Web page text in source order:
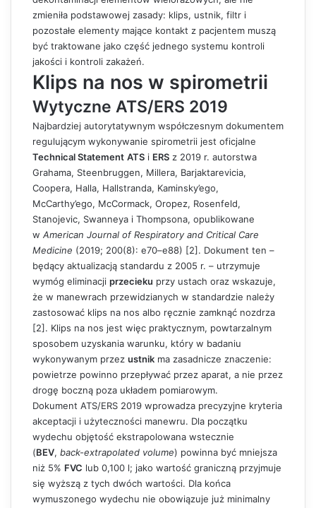
zmieniła podstawowej zasady: klips, ustnik, filtr i
pozostałe elementy mające kontakt z pacjentem muszą
być traktowane jako część jednego systemu kontroli
jakości i kontroli zakażeń.
Klips na nos w spirometrii
Wytyczne ATS/ERS 2019
Najbardziej autorytatywnym współczesnym dokumentem
regulującym wykonywanie spirometrii jest oficjalne
Technical Statement ATS i ERS z 2019 r. autorstwa
Grahama, Steenbruggen, Millera, Barjaktarevicia,
Coopera, Halla, Hallstranda, Kaminsky’ego,
McCarthy’ego, McCormack, Oropez, Rosenfeld,
Stanojevic, Swanneya i Thompsona, opublikowane
w American Journal of Respiratory and Critical Care
Medicine (2019; 200(8): e70–e88) [2]. Dokument ten –
będący aktualizacją standardu z 2005 r. – utrzymuje
wymóg eliminacji przecieku przy ustach oraz wskazuje,
że w manewrach przewidzianych w standardzie należy
zastosować klips na nos albo ręcznie zamknąć nozdrza
[2]. Klips na nos jest więc praktycznym, powtarzalnym
sposobem uzyskania warunku, który w badaniu
wykonywanym przez ustnik ma zasadnicze znaczenie:
powietrze powinno przepływać przez aparat, a nie przez
drogę boczną poza układem pomiarowym.
Dokument ATS/ERS 2019 wprowadza precyzyjne kryteria
akceptacji i użyteczności manewru. Dla początku
wydechu objętość ekstrapolowana wstecznie
(BEV, back-extrapolated volume) powinna być mniejsza
niż 5% FVC lub 0,100 l; jako wartość graniczną przyjmuje
się wyższą z tych dwóch wartości. Dla końca
wymuszonego wydechu nie obowiązuje już minimalny